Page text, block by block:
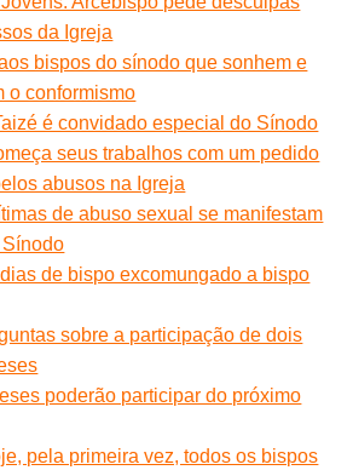
da Igreja
bispos do sínodo que sonhem e
o conformismo
é convidado especial do Sínodo
seus trabalhos com um pedido
abusos na Igreja
de abuso sexual se manifestam
de bispo excomungado a bispo
sobre a participação de dois
poderão participar do próximo
pela primeira vez, todos os bispos